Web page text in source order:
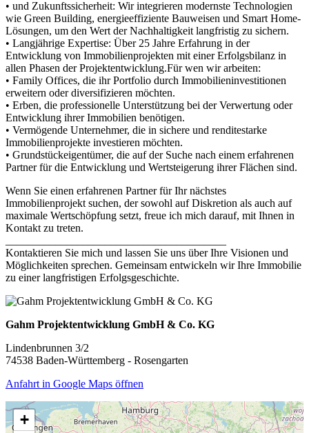
• und Zukunftssicherheit: Wir integrieren modernste Technologien
wie Green Building, energieeffiziente Bauweisen und Smart Home-
Lösungen, um den Wert der Nachhaltigkeit langfristig zu sichern.
• Langjährige Expertise: Über 25 Jahre Erfahrung in der
Entwicklung von Immobilienprojekten mit einer Erfolgsbilanz in
allen Phasen der Projektentwicklung.Für wen wir arbeiten:
• Family Offices, die ihr Portfolio durch Immobilieninvestitionen
erweitern oder diversifizieren möchten.
• Erben, die professionelle Unterstützung bei der Verwertung oder
Entwicklung ihrer Immobilien benötigen.
• Vermögende Unternehmer, die in sichere und renditestarke
Immobilienprojekte investieren möchten.
• Grundstückeigentümer, die auf der Suche nach einem erfahrenen
Partner für die Entwicklung und Wertsteigerung ihrer Flächen sind.
Wenn Sie einen erfahrenen Partner für Ihr nächstes
Immobilienprojekt suchen, der sowohl auf Diskretion als auch auf
maximale Wertschöpfung setzt, freue ich mich darauf, mit Ihnen in
Kontakt zu treten.
Kontaktieren Sie mich und lassen Sie uns über Ihre Visionen und
Möglichkeiten sprechen. Gemeinsam entwickeln wir Ihre Immobilie
zu einer langfristigen Erfolgsgeschichte.
Gahm Projektentwicklung GmbH & Co. KG
Lindenbrunnen 3/2
74538 Baden-Württemberg - Rosengarten
Anfahrt in Google Maps öffnen
+